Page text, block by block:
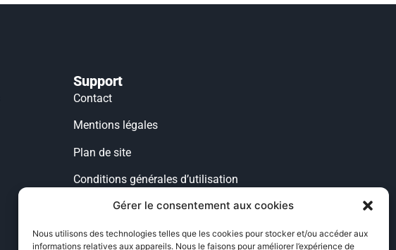
Gérer le consentement aux cookies
Nous utilisons des technologies telles que les cookies pour stocker et/ou accéder aux
informations relatives aux appareils. Nous le faisons pour améliorer l’expérience de
Support
Contact
Mentions légales
Plan de site
Conditions générales d’utilisation
Condition générales de vente
Politique de cookies